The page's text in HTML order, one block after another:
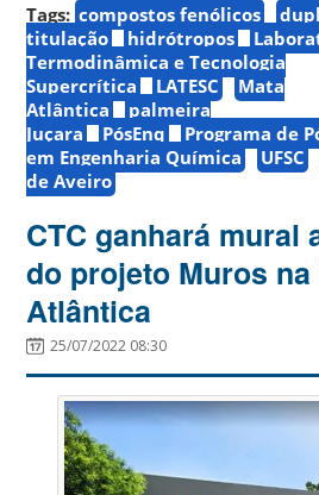
Tags: compostos fenólicos
titulação
hidrótropos
Termodinâmica e Tecnologia
Supercrítica
LATESC
Mata
Atlântica
palmeira
Juçara
PósEnq
Programa de
em Engenharia Química
UFSC
de Aveiro
CTC ganhará mural
do projeto Muros na
Atlântica
25/07/2022 08:30